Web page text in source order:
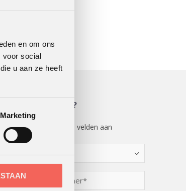
en om ons
voor social
u aan ze heeft
Marketing
MEER WETEN?
"*" geeft vereiste velden aan
een
optie
*
Telefoonnummer